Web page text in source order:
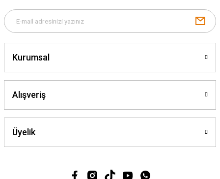
Gönder
Kurumsal
Alışveriş
Üyelik